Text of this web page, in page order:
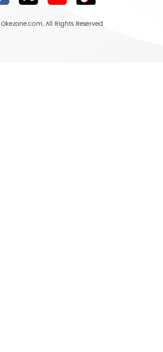
Okezone.com, All Rights Reserved